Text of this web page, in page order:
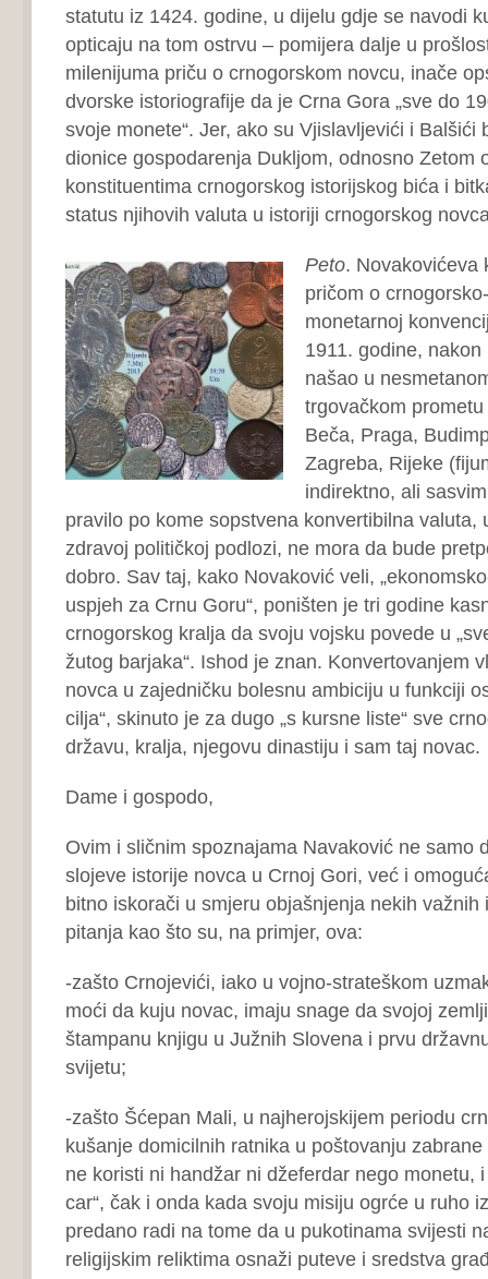
statutu iz 1424. godine, u dijelu gdje se navodi
opticaju na tom ostrvu – pomijera dalje u
milenijuma priču o crnogorskom novcu, inače
dvorske istoriografije da je Crna Gora „sve do
svoje monete“. Jer, ako su Vjislavljevići i Balšići
dionice gospodarenja Dukljom, odnosno Zetom
konstituentima crnogorskog istorijskog bića i
status njihovih valuta u istoriji crnogorskog
Peto. Novakovićeva
pričom o
monetarnoj
1911. godine, nakon
našao u
trgovačkom
Beča, Praga,
Zagreba, Rijeke
indirektno, ali
pravilo po kome sopstvena konvertibilna valuta,
zdravoj političkoj podlozi, ne mora da bude
dobro. Sav taj, kako Novaković veli,
uspjeh za Crnu Goru“, poništen je tri godine
crnogorskog kralja da svoju vojsku povede u
žutog barjaka“. Ishod je znan. Konvertovanjem
novca u zajedničku bolesnu ambiciju u funkciji
cilja“, skinuto je za dugo „s kursne liste“ sve
državu, kralja, njegovu dinastiju i sam taj novac.
Dame i gospodo,
Ovim i sličnim spoznajama Navaković ne samo
slojeve istorije novca u Crnoj Gori, već i
bitno iskorači u smjeru objašnjenja nekih važnih
pitanja kao što su, na primjer, ova:
-zašto Crnojevići, iako u vojno-strateškom
moći da kuju novac, imaju snage da svojoj
štampanu knjigu u Južnih Slovena i prvu
svijetu;
-zašto Šćepan Mali, u najherojskijem periodu
kušanje domicilnih ratnika u poštovanju
ne koristi ni handžar ni džeferdar nego monetu,
car“, čak i onda kada svoju misiju ogrće u ruho
predano radi na tome da u pukotinama svijesti
religijskim reliktima osnaži puteve i sredstva